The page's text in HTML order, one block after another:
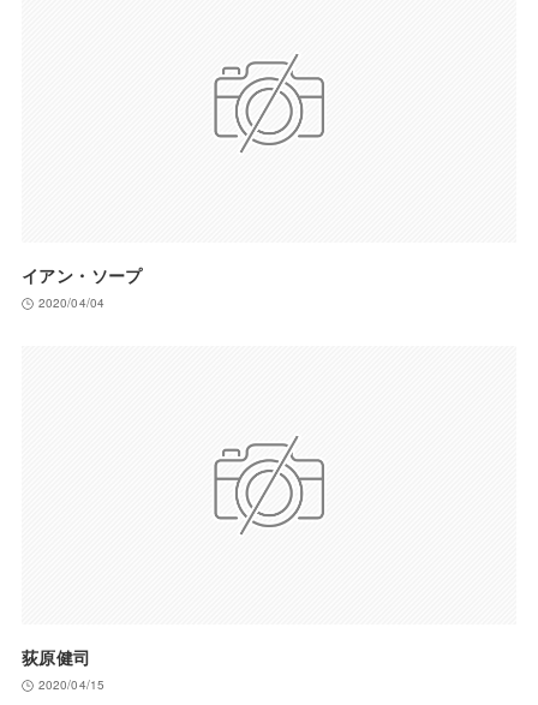
イアン・ソープ
2020/04/04
荻原健司
2020/04/15